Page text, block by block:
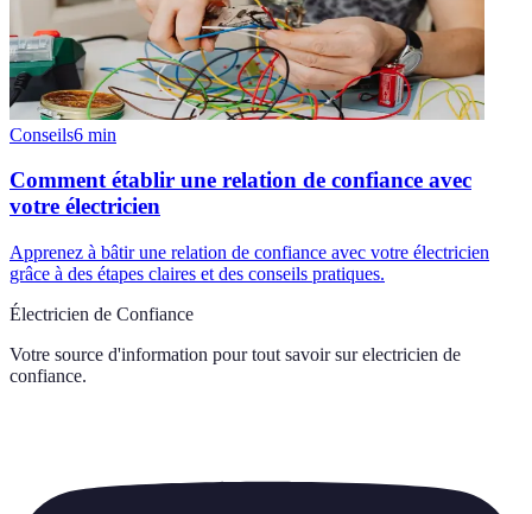
Conseils6 min
Comment établir une relation de confiance avec
votre électricien
Apprenez à bâtir une relation de confiance avec votre électricien
grâce à des étapes claires et des conseils pratiques.
Électricien de Confiance
Votre source d'information pour tout savoir sur electricien de
confiance.